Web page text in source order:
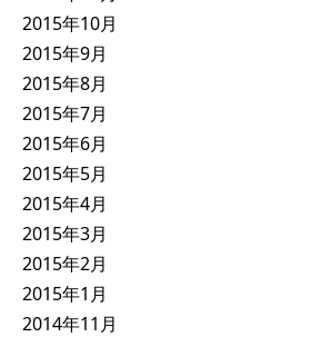
2015年10月
2015年9月
2015年8月
2015年7月
2015年6月
2015年5月
2015年4月
2015年3月
2015年2月
2015年1月
2014年11月